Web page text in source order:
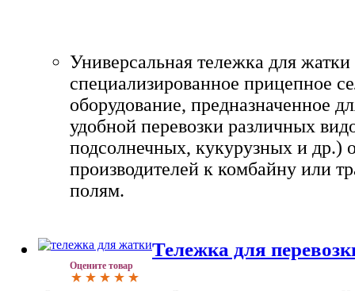
Универсальная тележка для жатки
специализированное прицепное
оборудование, предназначенное
удобной перевозки различных
подсолнечных, кукурузных и др.)
производителей к комбайну или
полям.
Оцените товар
Тележка для